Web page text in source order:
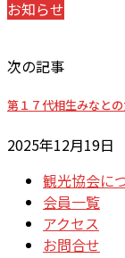
お知らせ
次の記事
第１７代相生みなと
2025年12月19日
観光協会に
会員一覧
アクセス
お問合せ